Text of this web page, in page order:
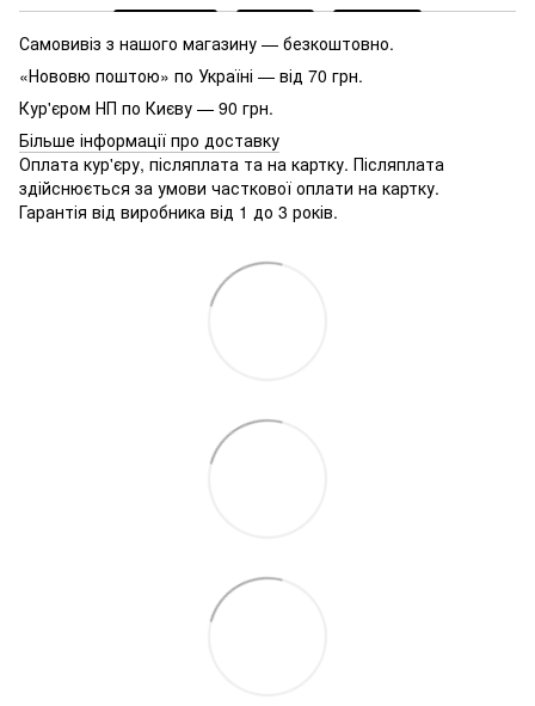
Самовивіз з нашого магазину — безкоштовно.
«Нововю поштою» по Україні — від 70 грн.
Кур'єром НП по Києву — 90 грн.
Більше інформації про доставку
Оплата кур'єру, післяплата та на картку. Післяплата
здійснюється за умови часткової оплати на картку.
Гарантія від виробника від 1 до 3 років.